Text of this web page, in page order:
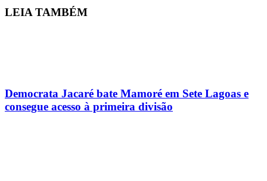
LEIA TAMBÉM
Democrata Jacaré bate Mamoré em Sete Lagoas e
consegue acesso à primeira divisão